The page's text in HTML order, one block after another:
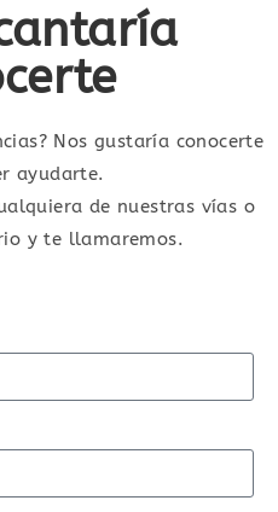
Nos gustaría conocerte
ayudarte.
de nuestras vías o
y te llamaremos.